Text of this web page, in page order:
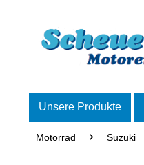
Unsere Produkte
Motorrad Suzuki